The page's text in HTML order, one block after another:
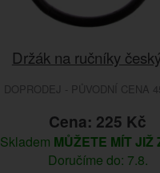
Držák na ručníky
DOPRODEJ - PŮVODNÍ CENA
Cena: 225 Kč
Skladem MŮŽETE MÍT JIŽ
Doručíme do: 7.8.